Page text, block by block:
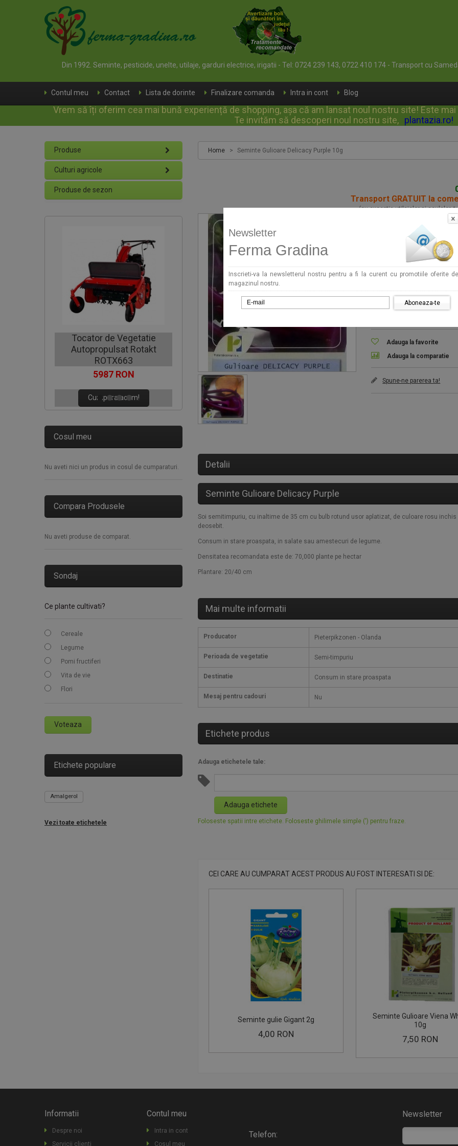
Din 1992. Seminte, pesticide, unelte, utilaje, garduri electrice, irigatii - Tel: 0724 239 143, 0722 410 174 - Transport cu
Contul meu Contact Lista de dorinte Finalizare comanda Intra in cont Blog
Vrem să îți oferim cea mai bună experiență de shopping, așa că am lansat noul nostru site! Este
Te invităm să descoperi noul nostru site, plantazia.ro!
Home > Seminte Gulioare Delicacy Purple 10g
Transport GRATUIT la
(cu exceptia utilajelor si sculelor,
Seminte Gulioare
7,50 RON
Seminte Gulioare Delicacy
Doar 0 ramase
Adauga la favorite
Adauga la comparatie
Spune-ne parerea ta!
Detalii
Seminte Gulioare Delicacy Purple
Soi semitimpuriu, cu inaltime de 35 cm cu bulb rotund usor aplatizat, de culoare rosu
deosebit.
Consum in stare proaspata, in salate sau amestecuri de legume.
Densitatea recomandata este de: 70,000 plante pe hectar
Plantare: 20/40 cm
Mai multe informatii
Producator Pieterpikzonen - Olanda
Perioada de vegetatie Semi-timpuriu
Destinatie Consum in stare proaspata
Mesaj pentru cadouri Nu
Etichete produs
Adauga etichetele tale:
Adauga etichete
Foloseste spatii intre etichete. Foloseste ghilimele simple (') pentru fraze.
CEI CARE AU CUMPARAT ACEST PRODUS AU FOST INTERESATI SI DE:
Seminte gulie Gigant 2g
4,00 RON
Seminte Gulioare Viena
10g
7,50 RON
Produse
Culturi agricole
Produse de sezon
Tocator de Vegetatie
Autopropulsat Rotakt
ROTX663
5987 RON
Cumpara acum!
Motocoasa Dac 210 2T, 1.7 CP
379 RON
Cumpara acum! Cumpara acum!
Cosul meu
Nu aveti nici un produs in cosul de cumparaturi.
Compara Produsele
Nu aveti produse de comparat.
Sondaj
Ce plante cultivati?
Cereale
Legume
Pomi fructiferi
Vita de vie
Flori
Voteaza
Etichete populare
Amalgerol
Vezi toate etichetele
Informatii
Despre noi
Servicii clienti
Contul meu
Intra in cont
Cosul meu
Telefon:
Newsletter
Newsletter
Ferma Gradina
Inscrieti-va la newsletterul nostru pentru a fi la curent cu promotiile oferite de
magazinul nostru.
Aboneaza-te